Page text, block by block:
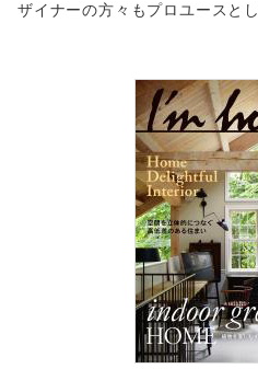
ザイナーの方々もプロユースとし